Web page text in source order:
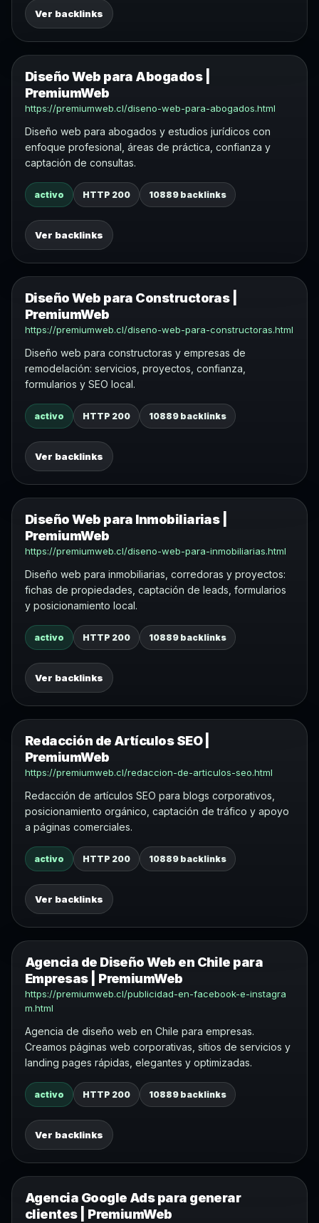
Ver backlinks
Diseño Web para Abogados |
PremiumWeb
https://premiumweb.cl/diseno-web-para-abogados.html
Diseño web para abogados y estudios jurídicos con
enfoque profesional, áreas de práctica, confianza y
captación de consultas.
activo HTTP 200 10889 backlinks
Ver backlinks
Diseño Web para Constructoras |
PremiumWeb
https://premiumweb.cl/diseno-web-para-constructoras.html
Diseño web para constructoras y empresas de
remodelación: servicios, proyectos, confianza,
formularios y SEO local.
activo HTTP 200 10889 backlinks
Ver backlinks
Diseño Web para Inmobiliarias |
PremiumWeb
https://premiumweb.cl/diseno-web-para-inmobiliarias.html
Diseño web para inmobiliarias, corredoras y proyectos:
fichas de propiedades, captación de leads, formularios
y posicionamiento local.
activo HTTP 200 10889 backlinks
Ver backlinks
Redacción de Artículos SEO |
PremiumWeb
https://premiumweb.cl/redaccion-de-articulos-seo.html
Redacción de artículos SEO para blogs corporativos,
posicionamiento orgánico, captación de tráfico y apoyo
a páginas comerciales.
activo HTTP 200 10889 backlinks
Ver backlinks
Agencia de Diseño Web en Chile para
Empresas | PremiumWeb
https://premiumweb.cl/publicidad-en-facebook-e-instagra
m.html
Agencia de diseño web en Chile para empresas.
Creamos páginas web corporativas, sitios de servicios y
landing pages rápidas, elegantes y optimizadas.
activo HTTP 200 10889 backlinks
Ver backlinks
Agencia Google Ads para generar
clientes | PremiumWeb